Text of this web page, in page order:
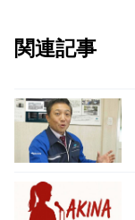
関連記事